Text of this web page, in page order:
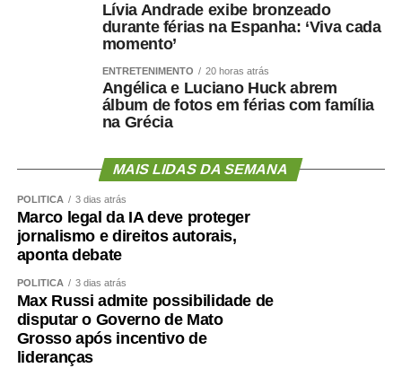
Lívia Andrade exibe bronzeado
durante férias na Espanha: ‘Viva cada
momento’
ENTRETENIMENTO 20 horas atrás
Angélica e Luciano Huck abrem
álbum de fotos em férias com família
na Grécia
MAIS LIDAS DA SEMANA
POLÍTICA 3 dias atrás
Marco legal da IA deve proteger
jornalismo e direitos autorais,
aponta debate
POLÍTICA 3 dias atrás
Max Russi admite possibilidade de
disputar o Governo de Mato
Grosso após incentivo de
lideranças